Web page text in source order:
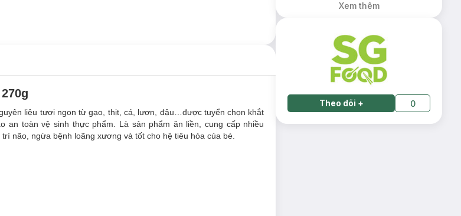
liệu tươi ngon từ gạo, thịt, cá, lươn, đậu…được tuyển chọn khắt
toàn vệ sinh thực phẩm. Là sản phẩm ăn liền, cung cấp nhiều
não, ngừa bệnh loãng xương và tốt cho hệ tiêu hóa của bé.
Xem thêm
Theo dõi + 0